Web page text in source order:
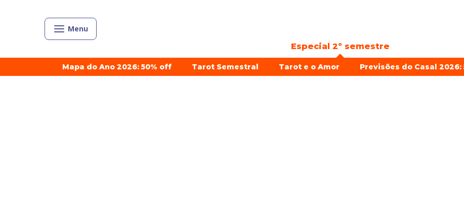
Menu
Especial 2º semestre
Mapa do Ano 2026: 50% off Tarot Semestral Tarot e o Amor Previsões do Casal 2026: